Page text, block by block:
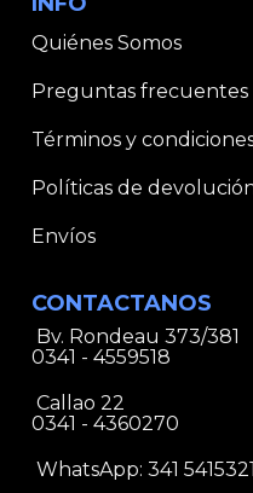
Quiénes Somos
Preguntas frecuentes
Términos y
Políticas de
Envíos
CONTACTANOS
Bv. Rondeau 373/381
0341 - 4559518
Callao 22
0341 - 4360270
WhatsApp: 341 5415321